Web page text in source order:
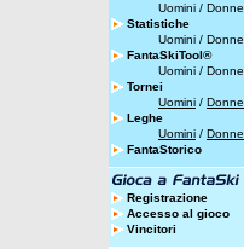
Uomini / Donne
Statistiche
Uomini / Donne
FantaSkiTool®
Uomini / Donne
Tornei
Uomini / Donne
Leghe
Uomini / Donne
FantaStorico
Registrazione
Accesso al gioco
Vincitori